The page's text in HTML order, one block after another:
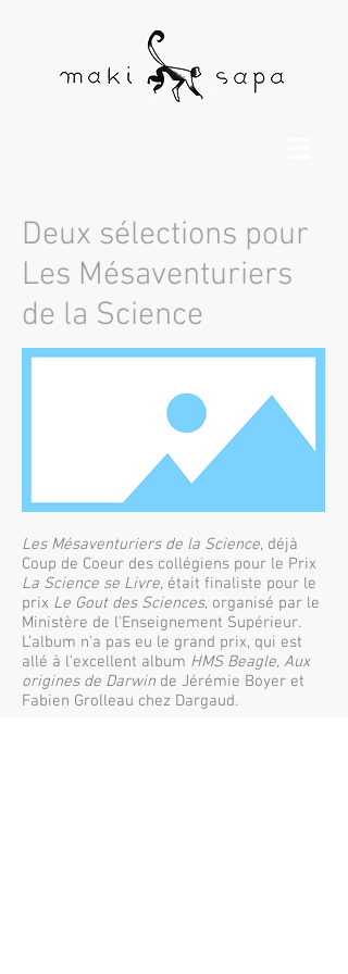
Deux sélections pour
Les Mésaventuriers
de la Science
Les Mésaventuriers de la Science, déjà
Coup de Coeur des collégiens pour le Prix
La Science se Livre, était finaliste pour le
prix Le Gout des Sciences, organisé par le
Ministère de l'Enseignement Supérieur.
L'album n'a pas eu le grand prix, qui est
allé à l'excellent album HMS Beagle, Aux
origines de Darwin de Jérémie Boyer et
Fabien Grolleau chez Dargaud.